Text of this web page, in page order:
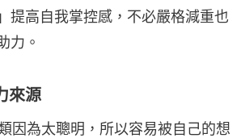
提高自我掌控感，不必嚴格減重也
力。
來源
因為太聰明，所以容易被自己的想